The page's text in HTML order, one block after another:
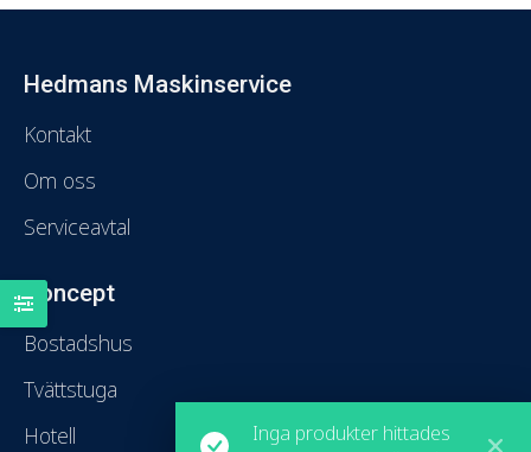
Inga produkter hittades
Hedmans Maskinservice
Kontakt
Om oss
Serviceavtal
Koncept
Bostadshus
Tvättstuga
Hotell